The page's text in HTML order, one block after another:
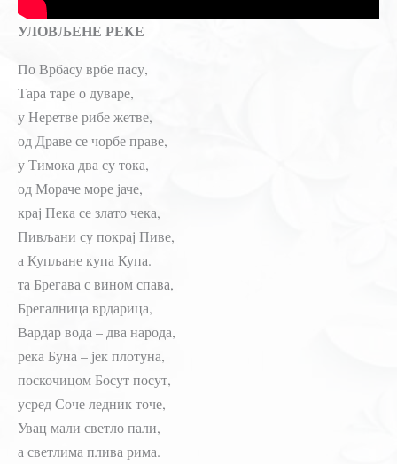
УЛОВЉЕНЕ РЕКЕ
По Врбасу врбе пасу,
Тара таре о дуваре,
у Неретве рибе жетве,
од Драве се чорбе праве,
у Тимока два су тока,
од Мораче море јаче,
крај Пека се злато чека,
Пивљани су покрај Пиве,
а Купљане купа Купа.
та Брегава с вином спава,
Брегалница врдарица,
Вардар вода – два народа,
река Буна – јек плотуна,
поскочицом Босут посут,
усред Соче ледник точе,
Увац мали светло пали,
а светлима плива рима.